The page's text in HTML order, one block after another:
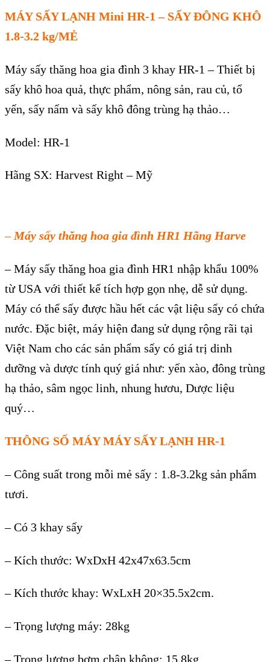
MÁY SẤY LẠNH Mini HR-1 – SẤY ĐÔNG KHÔ
1.8-3.2 kg/MẺ
Máy sấy thăng hoa gia đình 3 khay HR-1 – Thiết bị
sấy khô hoa quả, thực phẩm, nông sản, rau củ, tổ
yến, sấy nấm và sấy khô đông trùng hạ thảo…
Model: HR-1
Hãng SX: Harvest Right – Mỹ
– Máy sấy thăng hoa gia đình HR1 Hãng Harve
–Máy sấy thăng hoa gia đình HR1 nhập khẩu 100%
từ USA với thiết kế tích hợp gọn nhẹ, dễ sử dụng.
Máy có thể sấy được hầu hết các vật liệu sấy có chứa
nước. Đặc biệt, máy hiện đang sử dụng rộng rãi tại
Việt Nam cho các sản phẩm sấy có giá trị dinh
dưỡng và dược tính quý giá như: yến xào, đông trùng
hạ thảo, sâm ngọc linh, nhung hươu, Dược liệu
quý…
THÔNG SỐ MÁY MÁY SẤY LẠNH HR-1
– Công suất trong mỗi mẻ sấy : 1.8-3.2kg sản phẩm
tươi.
– Có 3 khay sấy
–Kích thước: WxDxH 42x47x63.5cm
–Kích thước khay: WxLxH 20×35.5x2cm.
– Trọng lượng máy: 28kg
– Trọng lượng bơm chân không: 15.8kg